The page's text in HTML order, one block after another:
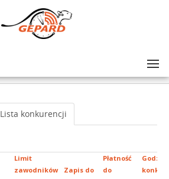
Lista konkurencji
Limit
zawodników
Zapis do
Płatność
do